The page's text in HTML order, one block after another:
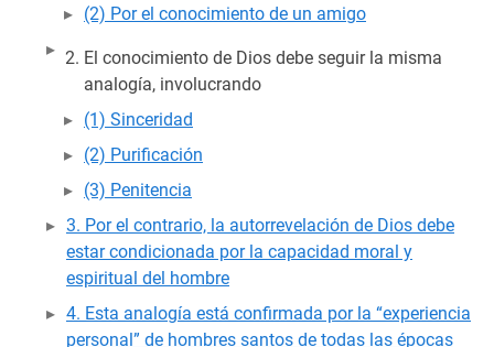
(2) Por el conocimiento de un amigo
El conocimiento de Dios debe seguir la misma
analogía, involucrando
(1) Sinceridad
(2) Purificación
(3) Penitencia
3. Por el contrario, la autorrevelación de Dios debe
estar condicionada por la capacidad moral y
espiritual del hombre
4. Esta analogía está confirmada por la “experiencia
personal” de hombres santos de todas las épocas